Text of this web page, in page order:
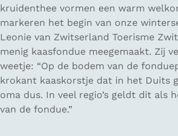
kruidenthee vormen een warm
markeren het begin van onze
Leonie van Zwitserland Toerisme
menig kaasfondue meegemaakt. Zij
weetje: “Op de bodem van de
krokant kaaskorstje dat in het Duits
oma dus. In veel regio’s geldt dit als
van de fondue.”